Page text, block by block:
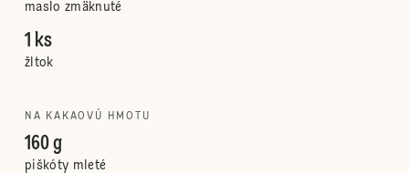
maslo zmäknuté
1 ks
žltok
NA KAKAOVÚ HMOTU
160 g
piškóty mleté